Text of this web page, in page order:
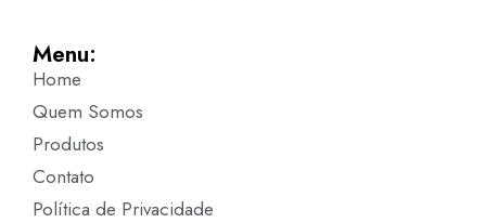
Menu:
Home
Quem Somos
Produtos
Contato
Política de Privacidade